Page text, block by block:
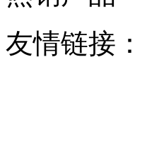
友情链接：